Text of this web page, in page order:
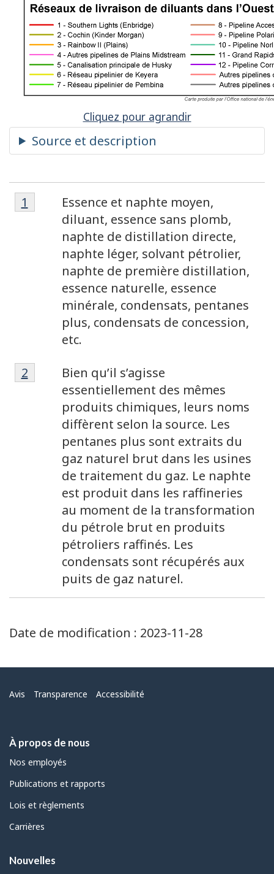
Cliquez pour agrandir
Note
Note
de
Essence et naphte moyen,
diluant, essence sans plomb,
naphte de distillation directe,
naphte léger, solvant pétrolier,
naphte de première distillation,
essence naturelle, essence
minérale, condensats, pentanes
plus, condensats de concession,
etc.
Retour à la référence de la note de bas de
1
Note
de
Bien qu’il s’agisse
essentiellement des mêmes
produits chimiques, leurs noms
diffèrent selon la source. Les
pentanes plus sont extraits du
gaz naturel brut dans les usines
de traitement du gaz. Le naphte
est produit dans les raffineries
au moment de la transformation
du pétrole brut en produits
pétroliers raffinés. Les
condensats sont récupérés aux
puits de gaz naturel.
Retour à la référence de la note de bas de
2
Date de modification : 2023-11-28
Menu
Avis Transparence Accessibilité
À propos de nous
Nos employés
Publications et rapports
Lois et règlements
Carrières
Nouvelles